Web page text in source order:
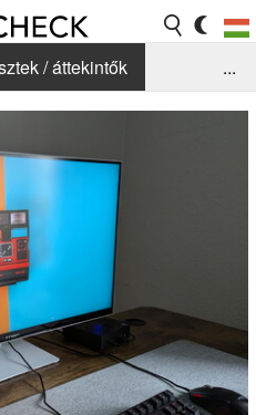
/ áttekintők
/ Benchmarkok
...